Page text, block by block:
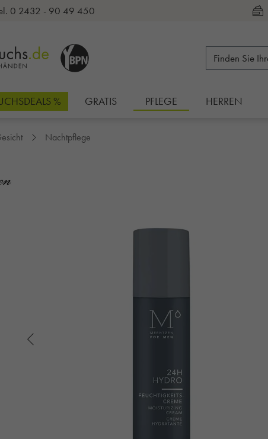
0 2432 - 90 49 450
% GRATIS PFLEGE HERREN
Nachtpflege